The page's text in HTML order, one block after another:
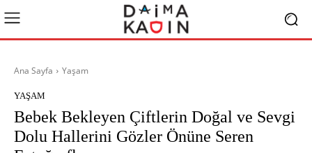
Ana Sayfa Yaşam
YAŞAM
Bebek Bekleyen Çiftlerin Doğal ve Sevgi
Dolu Hallerini Gözler Önüne Seren